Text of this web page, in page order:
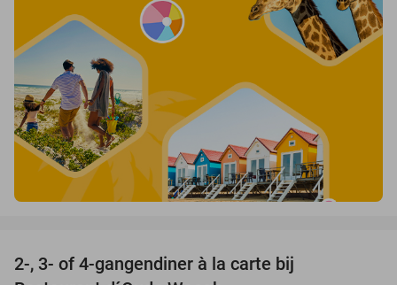
2-, 3- of 4-gangendiner à la carte bij